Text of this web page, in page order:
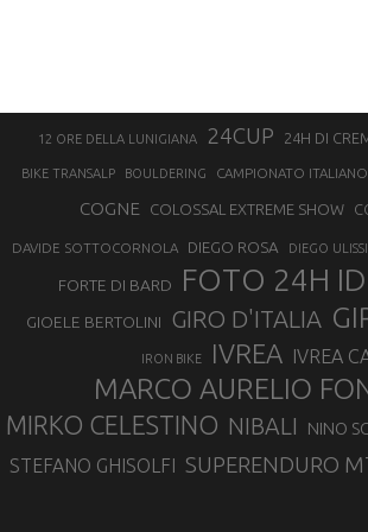
12 ORE DELLA LUNIGIANA 24CUP 24H DI
BIKE TRANSALP BOULDERING CAMPIONATO
COGNE COLOSSAL EXTREME SHOW
DAVIDE SOTTOCORNOLA DIEGO ROSA DIEGO ULISSI
FORTE DI BARD FOTO 24H
GIOELE BERTOLINI GIRO D'ITALIA
IRON BIKE IVREA IVREA
MARCO AURELIO
MIRKO CELESTINO NIBALI NINO
STEFANO GHISOLFI SUPERENDURO